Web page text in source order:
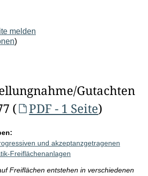
melden
)
Gutachten
(
PDF - 1 Seite)
und akzeptanzgetragenen
Freiflächenanlagen
Freiflächen entstehen in verschiedenen